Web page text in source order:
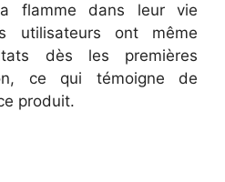
flamme dans leur vie
utilisateurs ont même
dès les premières
ce qui témoigne de
produit.